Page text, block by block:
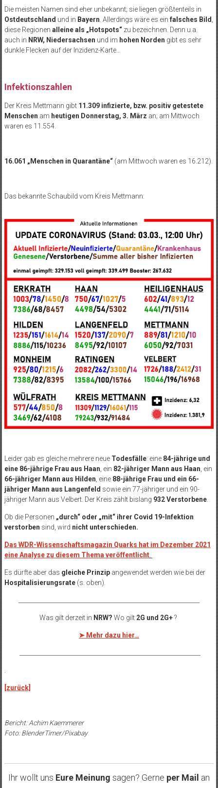
Die meisten Namen sind eher unbekannt; sie liegen größtenteils in
Ostdeutschland und in Bayern. Allerdings wäre es ein falsches Bild,
diese Regionen alleine als „Hotspots“zu bezeichnen. Denn u.a.
auch in NRW, Niedersachsen und im hohen Norden gibt es sehr
dunkle Flecken auf der Inzidenz-Karte…
Infektionszahlen
Der Kreis Mettmann gibt11.309 infizierte, bzw. positiv getestete
Menschen am heutigen Donnerstag, 3. März an; am Mittwoch
waren es 11.554.
16.061 „Menschen in Quarantäne“ (am Mittwoch waren es 16.212).
Das bekannte Schaubild vom Kreis Mettmann:
Leider gab es gleiche mehrere neue Todesfälle: eine 84-jährige und
eine 86-jährige Frau aus Haan , ein 82-jähriger Mann aus Haan , ein
66-jähriger Mann aus Hilden , eine 88-jährige Frau und ein 66-
jähriger Mann aus Langenfeld sowie ein 77-jähriger und ein 90-
jähriger Mann aus Velbert. Der Kreis zählt bislang 932 Verstorbene.
Ob die Personen „durch“ oder „mit“ ihrer Covid 19-Infektion
verstorben sind, wird nicht unterschieden.
Das WDR-Wissenschaftsmagazin Quarks hat im Dezember 2021
eine Analyse zu diesem Thema veröffentlicht.
Es dürfte aber das gleiche Prinzipangewendet werden wie bei der
Hospitalisierungsrate(s. oben).
Was gilt derzeit in NRW? Wo gilt 2G und 2G+?
➤ Mehr dazu hier…
[zurück]
Bericht: Achim Kaemmerer
Foto: BlenderTimer/Pixabay
Ihr wollt uns Eure Meinung sagen? Gerne per Mail an